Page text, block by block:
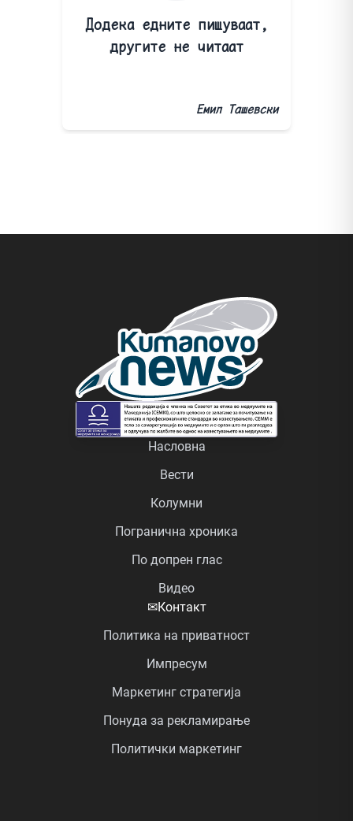
Додека едните пишуваат,
другите не читаат
Емил Ташевски
Насловна
Вести
Колумни
Погранична хроника
По допрен глас
Видео
✉Контакт
Политика на приватност
Импресум
Маркетинг стратегија
Понуда за рекламирање
Политички маркетинг